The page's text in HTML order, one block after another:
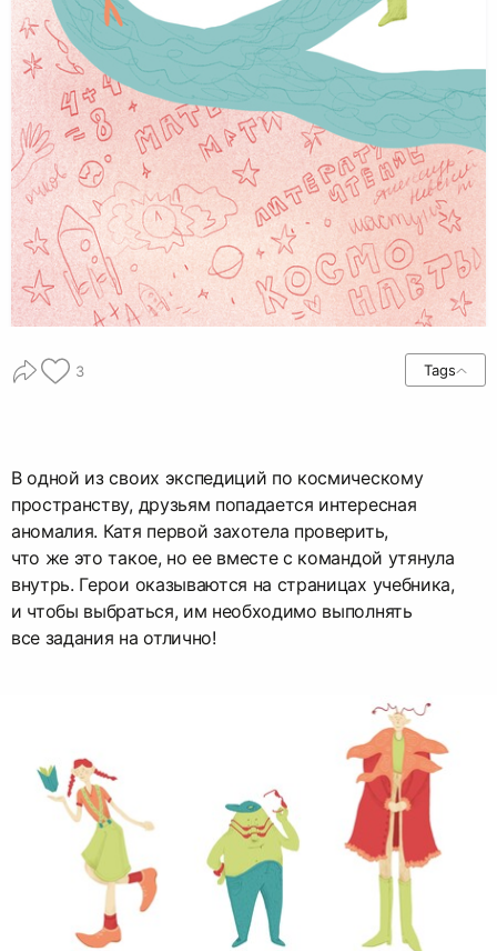
3 Tags
В одной из своих экспедиций по космическому
пространству, друзьям попадается интересная
аномалия. Катя первой захотела проверить,
что же это такое, но ее вместе с командой утянула
внутрь. Герои оказываются на страницах учебника,
и чтобы выбраться, им необходимо выполнять
все задания на отлично!